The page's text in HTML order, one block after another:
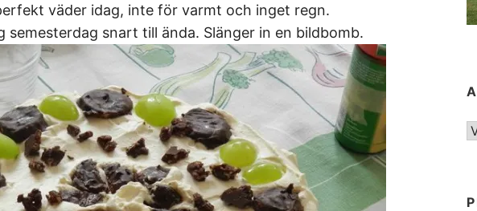
väder idag, inte för varmt och inget regn.
semesterdag snart till ända. Slänger in en bildbomb.